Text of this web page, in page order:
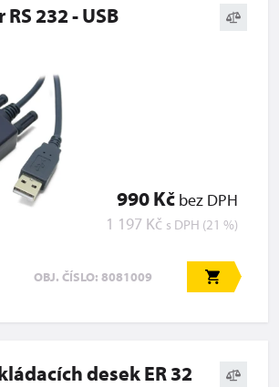
232 - USB
990 Kč bez DPH
1 197 Kč s DPH (21 %)
OBJ. ČÍSLO: 8081009
desek ER 32